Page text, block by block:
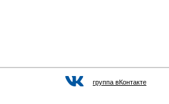
группа вКонтакте